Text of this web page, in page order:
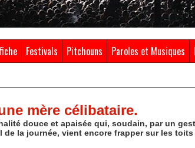
Festivals Pitchouns Paroles et Musiques
mère célibataire.
douce et apaisée qui, soudain, par un
la journée, vient encore frapper sur les